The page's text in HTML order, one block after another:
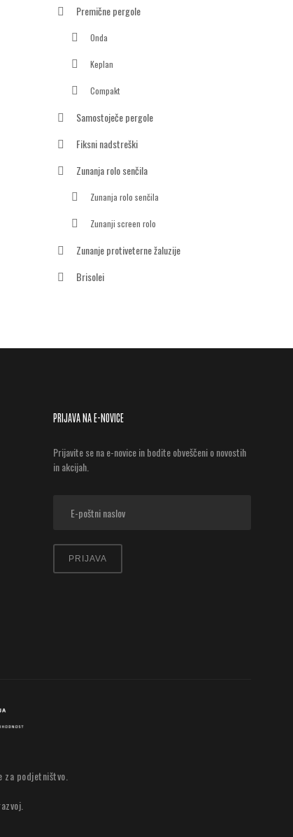
Premične pergole
Onda
Keplan
Compakt
Samostoječe pergole
Fiksni nadstreški
Zunanja rolo senčila
Zunanja rolo senčila
Zunanji screen rolo
Zunanje protiveterne žaluzije
Brisolei
PRIJAVA NA E-NOVICE
Prijavite se na e-novice in bodite obveščeni o novostih
in akcijah.
PRIJAVA
podjetništvo.